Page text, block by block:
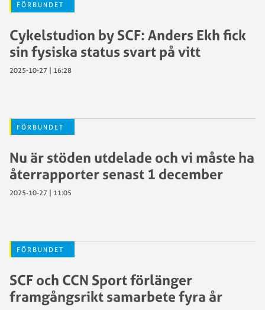
FÖRBUNDET
Cykelstudion by SCF: Anders Ekh fick
sin fysiska status svart på vitt
2025-10-27 | 16:28
FÖRBUNDET
Nu är stöden utdelade och vi måste ha
återrapporter senast 1 december
2025-10-27 | 11:05
FÖRBUNDET
SCF och CCN Sport förlänger
framgångsrikt samarbete fyra år